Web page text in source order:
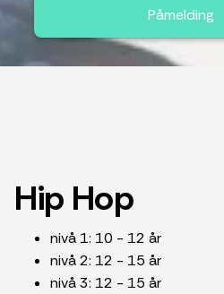
Påmelding
Hip Hop
nivå 1: 10 - 12 år
nivå 2: 12 - 15 år
nivå 3: 12 - 15 år